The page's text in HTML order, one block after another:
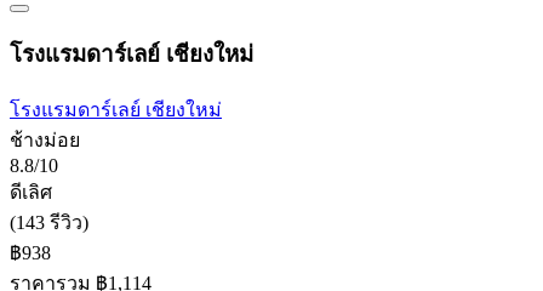
โรงแรมดาร์เลย์ เชียงใหม่
โรงแรมดาร์เลย์ เชียงใหม่
ช้างม่อย
8.8/10
ดีเลิศ
(143 รีวิว)
฿938
ราคารวม ฿1,114